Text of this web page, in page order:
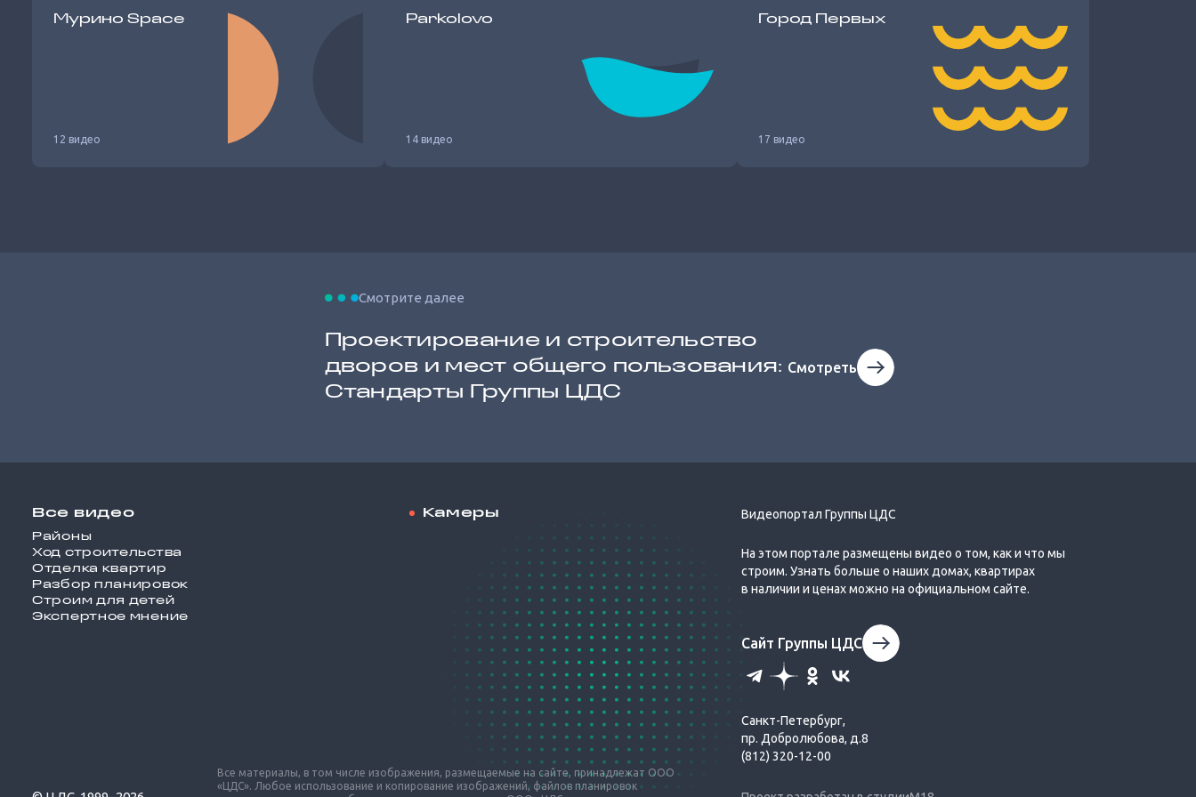
5 признаков удачной планировки
Мурино Space
12 видео
Parkolovo
14 видео
Город Первых
17 видео
Смотрите далее
Проектирование и строительство
дворов и мест общего пользования:
Стандарты Группы ЦДС
Смотреть
Все видео
Районы
Ход строительства
Отделка квартир
Разбор планировок
Строим для детей
Экспертное мнение
Камеры Видеопортал Группы ЦДС
На этом портале размещены видео о том, как и что мы
строим. Узнать больше о наших домах, квартирах
в наличии и ценах можно на официальном сайте.
Все материалы, в том числе изображения, размещаемые на сайте, принадлежат ООО
«ЦДС». Любое использование и копирование изображений, файлов планировок
Сайт Группы ЦДС
Санкт-Петербург,
пр. Добролюбова, д.8
(812) 320-12-00